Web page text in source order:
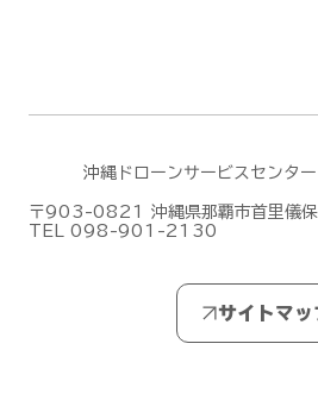
沖縄ドローンサービスセンター
〒903-0821 沖縄県那覇市首里儀
TEL 098-901-2130